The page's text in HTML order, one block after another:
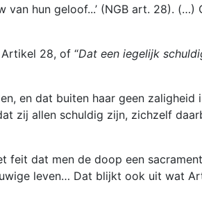
hun geloof...’ (NGB art. 28). (…)
28, of “Dat een iegelijk
en dat buiten haar geen
zij allen schuldig zijn, zichzelf
dat men de doop een
leven… Dat blijkt ook uit wat